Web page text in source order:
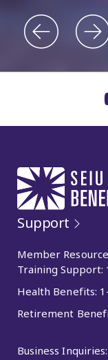
Support
Member
Training Support:
Health Benefits:
Retirement
Business Inquiries: